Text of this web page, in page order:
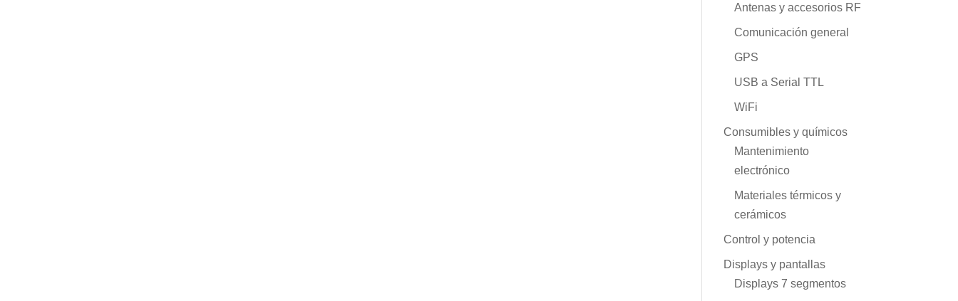
Antenas y accesorios RF
Comunicación general
GPS
USB a Serial TTL
WiFi
Consumibles y químicos
Mantenimiento
electrónico
Materiales térmicos y
cerámicos
Control y potencia
Displays y pantallas
Displays 7 segmentos